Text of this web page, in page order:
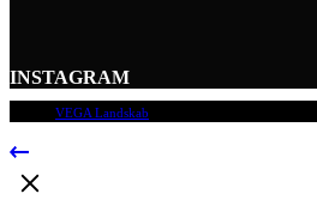
INSTAGRAM
VEGA Landskab